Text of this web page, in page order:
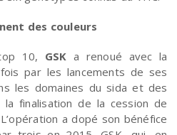
des couleurs
10, GSK a renoué avec la
par les lancements de ses
les domaines du sida et des
finalisation de la cession de
a dopé son bénéfice